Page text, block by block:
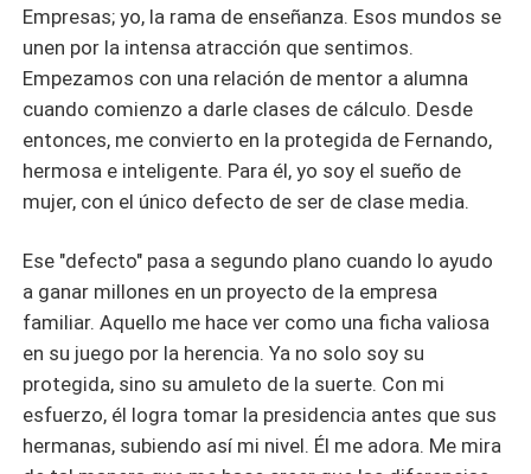
Empresas; yo, la rama de enseñanza. Esos mundos se
unen por la intensa atracción que sentimos.
Empezamos con una relación de mentor a alumna
cuando comienzo a darle clases de cálculo. Desde
entonces, me convierto en la protegida de Fernando,
hermosa e inteligente. Para él, yo soy el sueño de
mujer, con el único defecto de ser de clase media.
Ese "defecto" pasa a segundo plano cuando lo ayudo
a ganar millones en un proyecto de la empresa
familiar. Aquello me hace ver como una ficha valiosa
en su juego por la herencia. Ya no solo soy su
protegida, sino su amuleto de la suerte. Con mi
esfuerzo, él logra tomar la presidencia antes que sus
hermanas, subiendo así mi nivel. Él me adora. Me mira